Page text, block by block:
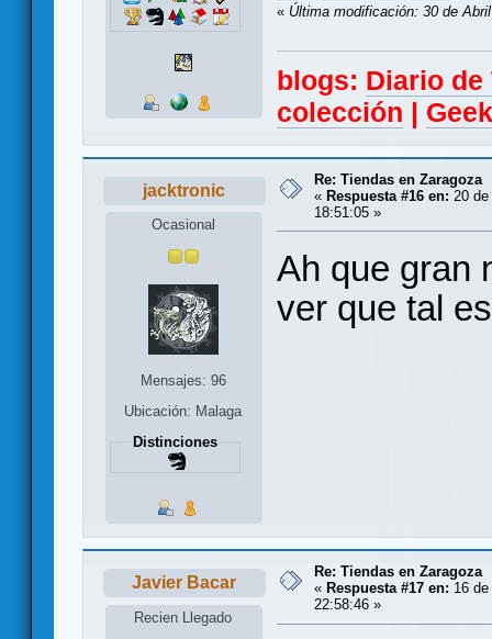
« Última modificación: 30 de
blogs: Diario
colección |
jacktronic
Ocasional
Mensajes: 96
Ubicación: Malaga
Distinciones
Re: Tiendas en Zaragoza
« Respuesta #16 en: 20
18:51:05 »
Ah que gran
ver que tal
Javier Bacar
Recien Llegado
Re: Tiendas en Zaragoza
« Respuesta #17 en: 16
22:58:46 »